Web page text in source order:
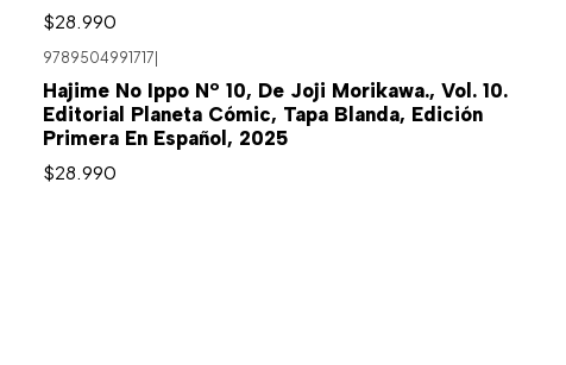
$28.990
9789504991717
Hajime No Ippo Nº 10, De Joji Morikawa., Vol. 10.
Editorial Planeta Cómic, Tapa Blanda, Edición
Primera En Español, 2025
$28.990